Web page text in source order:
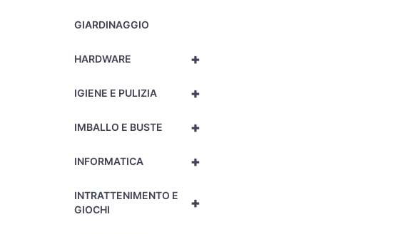
GIARDINAGGIO
+
HARDWARE
+
IGIENE E PULIZIA
+
IMBALLO E BUSTE
+
INFORMATICA
+
INTRATTENIMENTO E
GIOCHI